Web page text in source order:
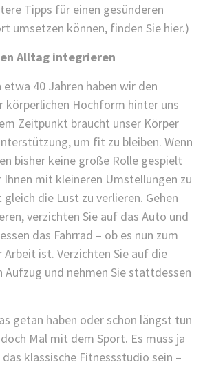
Tipps für einen gesünderen
umsetzen können, finden Sie hier.)
Alltag integrieren
40 Jahren haben wir den
körperlichen Hochform hinter uns
Zeitpunkt braucht unser Körper
um fit zu bleiben. Wenn
bisher keine große Rolle gespielt
mit kleineren Umstellungen zu
die Lust zu verlieren. Gehen
verzichten Sie auf das Auto und
das Fahrrad – ob es nun zum
Arbeit ist. Verzichten Sie auf die
Aufzug und nehmen Sie stattdessen
getan haben oder schon längst tun
Mal mit dem Sport. Es muss ja
klassische Fitnessstudio sein –